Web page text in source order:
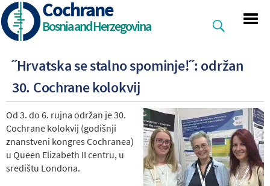
Skip
to
main
Cochrane
Bosnia and Herzegovina
˝Hrvatska se stalno spominje!˝: održan
30. Cochrane kolokvij
Od 3. do 6. rujna održan je 30.
Cochrane kolokvij (godišnji
znanstveni kongres Cochranea)
u Queen Elizabeth II centru, u
središtu Londona.